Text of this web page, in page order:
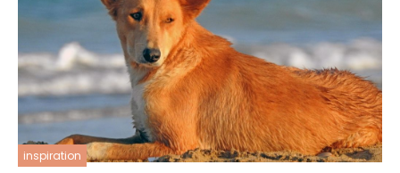
inspiration